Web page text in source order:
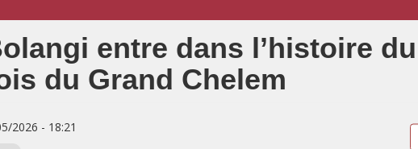
entre dans l’histoire
du Grand Chelem
2026 - 18:21